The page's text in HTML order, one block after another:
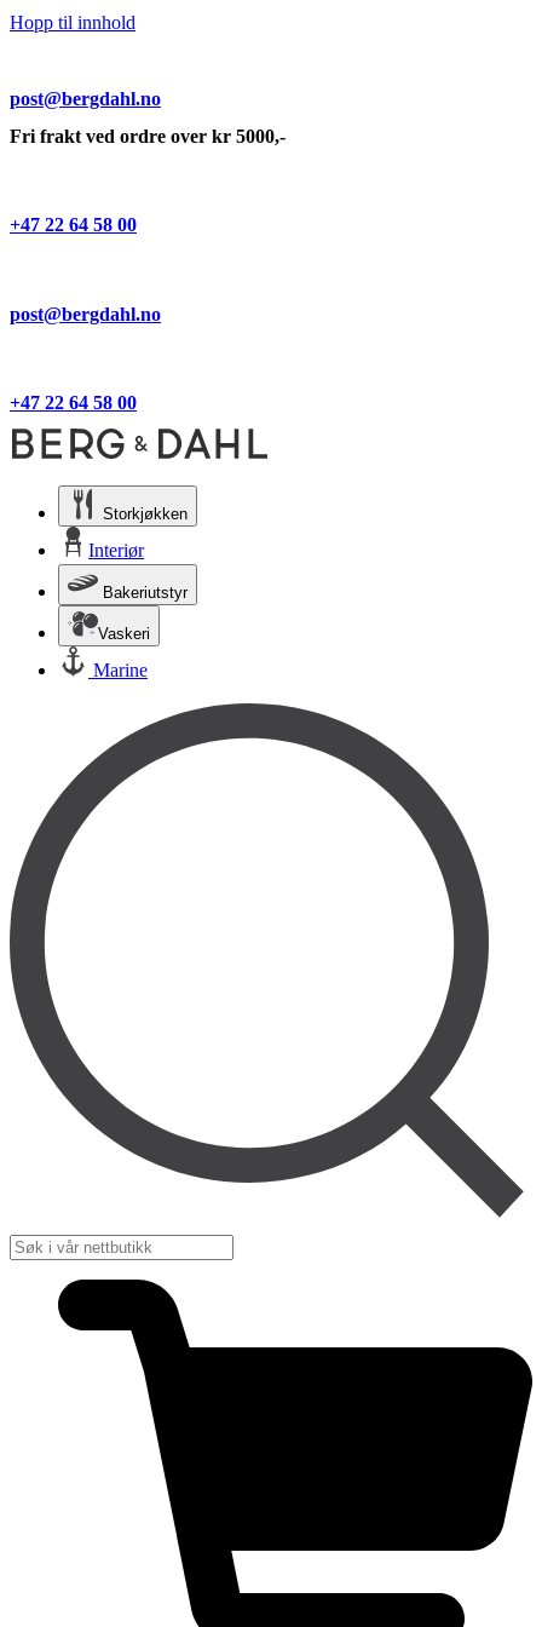
Hopp til innhold
post@bergdahl.no
Fri frakt ved ordre over kr 5000,-
+47 22 64 58 00
post@bergdahl.no
+47 22 64 58 00
Storkjøkken
Interiør
Bakeriutstyr
Vaskeri
Marine